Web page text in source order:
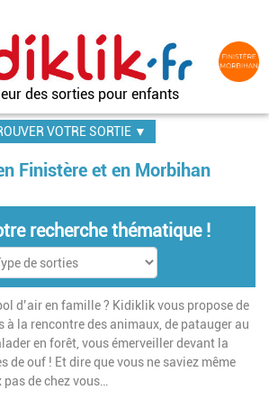
des sorties pour enfants
VOTRE SORTIE ▼
Finistère et en Morbihan
recherche thématique !
d’air en famille ? Kidiklik vous propose de
à la rencontre des animaux, de patauger au
en forêt, vous émerveiller devant la
de ouf ! Et dire que vous ne saviez même
pas de chez vous…